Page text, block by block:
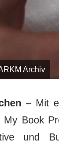
Archiv
– Mit
My Book
und